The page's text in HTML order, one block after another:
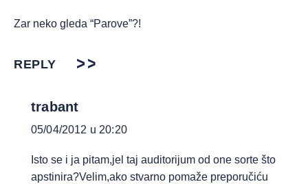
Zar neko gleda “Parove”?!
REPLY
trabant
05/04/2012 u 20:20
Isto se i ja pitam,jel taj auditorijum od one sorte što
apstinira?Velim,ako stvarno pomaže preporučiću